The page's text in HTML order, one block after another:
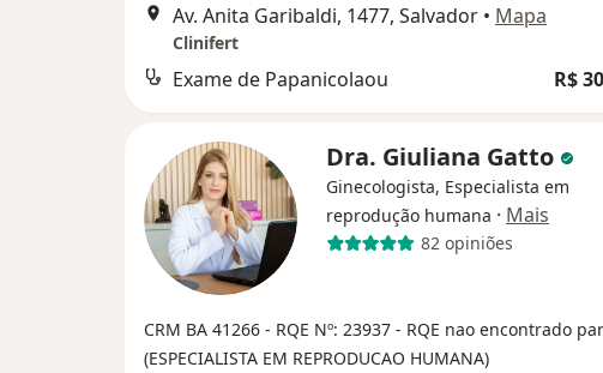
Av. Anita Garibaldi, 1477, Salvador • Mapa
Clinifert
Exame de Papanicolaou R$
Dra. Giuliana Gatto
Ginecologista, Especialista em
reprodução humana · Mais
82 opiniões
CRM BA 41266 - RQE Nº: 23937 - RQE nao encontrado
(ESPECIALISTA EM REPRODUCAO HUMANA)